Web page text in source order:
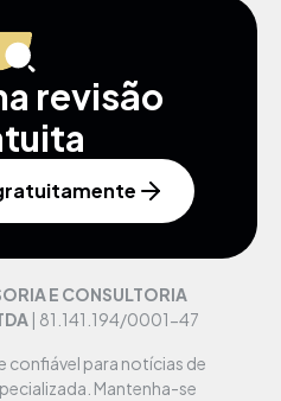
revisão
confiável para notícias de
Mantenha-se
E CONSULTORIA
| 81.141.194/0001-47